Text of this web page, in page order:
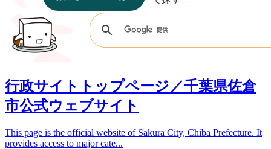
行政サイトトップページ／千葉県佐倉
市公式ウェブサイト
This page is the official website of Sakura City, Chiba Prefecture. It
provides access to major cate...